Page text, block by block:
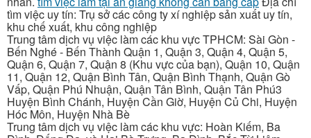
tìm việc uy tín: Trụ sở các công ty xí nghiệp sản xuất uy tín,
khu chế xuất, khu công nghiệp
Trung tâm dịch vụ việc làm các khu vực TPHCM: Sài Gòn -
Bến Nghé - Bến Thành Quận 1, Quận 3, Quận 4, Quận 5,
Quận 6, Quận 7, Quận 8 (Khu vực của bạn), Quận 10, Quận
11, Quận 12, Quận Bình Tân, Quận Bình Thạnh, Quận Gò
Vấp, Quận Phú Nhuận, Quận Tân Bình, Quận Tân Phú3
Huyện Bình Chánh, Huyện Cần Giờ, Huyện Củ Chi, Huyện
Hóc Môn, Huyện Nhà Bè
Trung tâm dịch vụ việc làm các khu vực: Hoàn Kiếm, Ba